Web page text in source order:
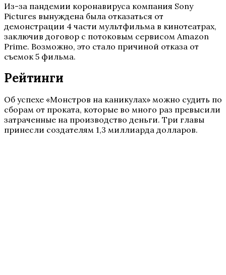
Из-за пандемии коронавируса компания Sony
Pictures вынуждена была отказаться от
демонстрации 4 части мультфильма в кинотеатрах,
заключив договор с потоковым сервисом Amazon
Prime. Возможно, это стало причиной отказа от
съемок 5 фильма.
Рейтинги
Об успехе «Монстров на каникулах» можно судить по
сборам от проката, которые во много раз превысили
затраченные на производство деньги. Три главы
принесли создателям 1,3 миллиарда долларов.